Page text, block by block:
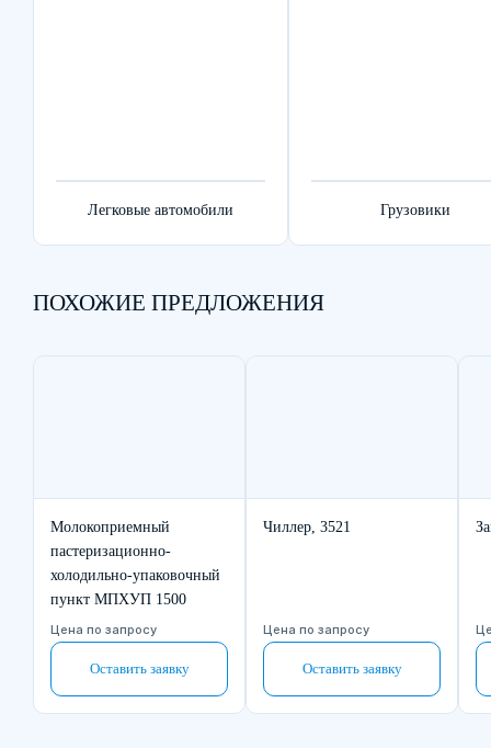
Легковые автомобили Грузовики
ПОХОЖИЕ ПРЕДЛОЖЕНИЯ
Молокоприемный
пастеризационно-
холодильно-упаковочный
пункт МПХУП 1500
Цена по запросу
Оставить заявку
Чиллер, 3521
Цена по запросу
Оставить заявку